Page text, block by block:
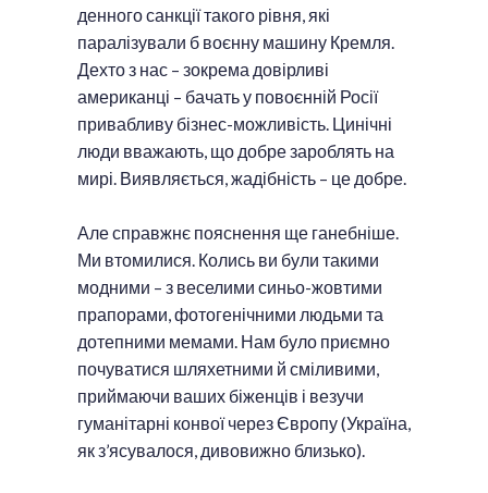
денного санкції такого рівня, які
паралізували б воєнну машину Кремля.
Дехто з нас – зокрема довірливі
американці – бачать у повоєнній Росії
привабливу бізнес-можливість. Цинічні
люди вважають, що добре зароблять на
мирі. Виявляється, жадібність – це добре.
Але справжнє пояснення ще ганебніше.
Ми втомилися. Колись ви були такими
модними – з веселими синьо-жовтими
прапорами, фотогенічними людьми та
дотепними мемами. Нам було приємно
почуватися шляхетними й сміливими,
приймаючи ваших біженців і везучи
гуманітарні конвої через Європу (Україна,
як з’ясувалося, дивовижно близько).